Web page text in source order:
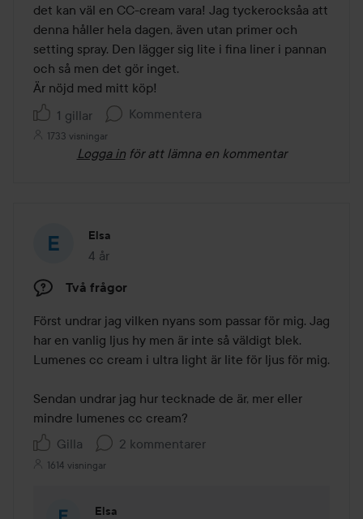
det kan väl en CC-cream vara! Jag tyckerocksåa att
denna håller hela dagen, även utan primer och
setting spray. Den lägger sig lite i fina liner i pannan
och så men det gör inget.
Är nöjd med mitt köp!
1 gillar
Kommentera
1733 visningar
Logga in för att lämna en kommentar
Elsa
4 år
Inlägget skapades 4 år
Två frågor
Först undrar jag vilken nyans som passar för mig. Jag
har en vanlig ljus hy men är inte så väldigt blek.
Lumenes cc cream i ultra light är lite för ljus för mig.
Sendan undrar jag hur tecknade de är, mer eller
mindre lumenes cc cream?
Gilla
2 kommentarer
1614 visningar
Elsa